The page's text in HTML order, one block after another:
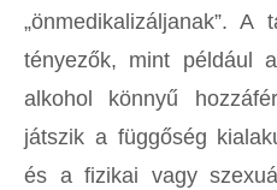
„önmedikalizáljanak”. A
tényezők, mint például
alkohol könnyű
játszik a függőség
és a fizikai vagy